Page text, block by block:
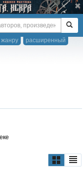
расширенный
жанру